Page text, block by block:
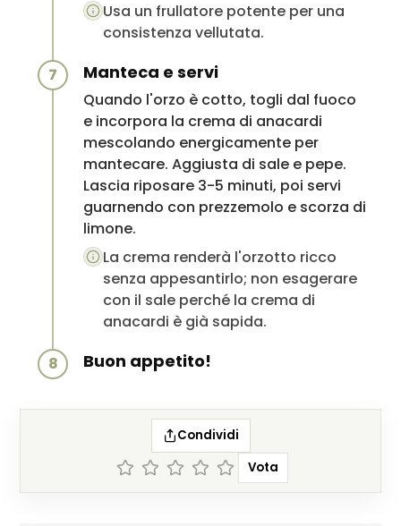
Usa un frullatore potente per una
consistenza vellutata.
7 Manteca e servi
Quando l'orzo è cotto, togli dal fuoco
e incorpora la crema di anacardi
mescolando energicamente per
mantecare. Aggiusta di sale e pepe.
Lascia riposare 3-5 minuti, poi servi
guarnendo con prezzemolo e scorza di
limone.
La crema renderà l'orzotto ricco
senza appesantirlo; non esagerare
con il sale perché la crema di
anacardi è già sapida.
8 Buon appetito!
Condividi
Vota